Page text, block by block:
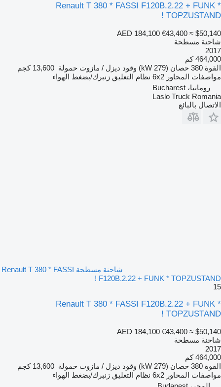
Renault T 380 * FASSI F120B.2.22 + FUNK *
TOPZUSTAND !
AED 184,100 €43,400 ≈ $50,140
شاحنة مسطحة
2017
464,000 كم
القوة 380 حصان (279 kW) وقود ديزل / مازوت حمولة 13,600 كجم
مواصفات المحاور 6x2 نظام التعليق زنبرك/بضغط الهواء
رومانيا، Bucharest
Laslo Truck Romania
الاتصال بالبائع
شاحنة مسطحة Renault T 380 * FASSI
F120B.2.22 + FUNK * TOPZUSTAND !
15
Renault T 380 * FASSI F120B.2.22 + FUNK *
TOPZUSTAND !
AED 184,100 €43,400 ≈ $50,140
شاحنة مسطحة
2017
464,000 كم
القوة 380 حصان (279 kW) وقود ديزل / مازوت حمولة 13,600 كجم
مواصفات المحاور 6x2 نظام التعليق زنبرك/بضغط الهواء